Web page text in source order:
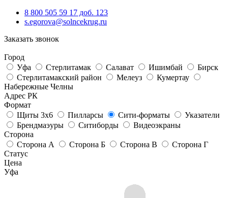
8 800 505 59 17 доб. 123
s.egorova@solncekrug.ru
Заказать звонок
Город
Уфа
Стерлитамак Салават Ишимбай
Бирск
Стерлитамакский район
Мелеуз
Кумертау
Набережные Челны
Адрес РК
Формат
Щиты 3х6
Пилларсы Сити-форматы
Указатели
Брендмаэуры
Ситиборды
Видеоэкраны
Сторона
Сторона А
Сторона Б Сторона В
Сторона Г
Статус
Цена
Уфа